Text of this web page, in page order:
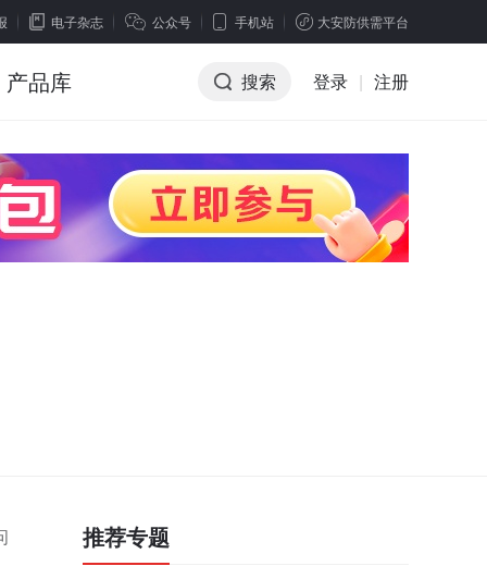
电子杂志 公众号 手机站 大安防供需平台
产品库 搜索 登录 | 注册
推荐专题